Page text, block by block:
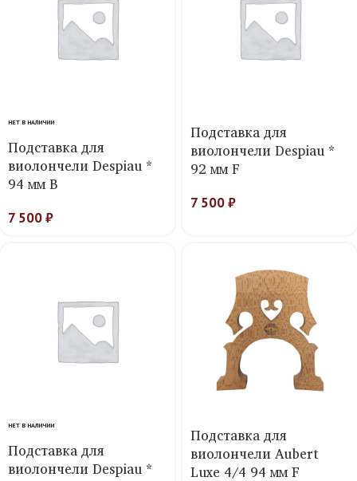
НЕТ В НАЛИЧИИ
Подставка для
виолончели Despiau *
94 мм B
7 500₽
Подставка для
виолончели Despiau *
92 мм F
7 500₽
НЕТ В НАЛИЧИИ
Подставка для
виолончели Despiau *
Подставка для
виолончели Aubert
Luxe 4/4 94 мм F